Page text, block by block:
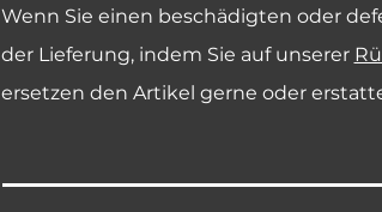
Wenn Sie einen beschädigten oder
der Lieferung, indem Sie auf unserer
ersetzen den Artikel gerne oder